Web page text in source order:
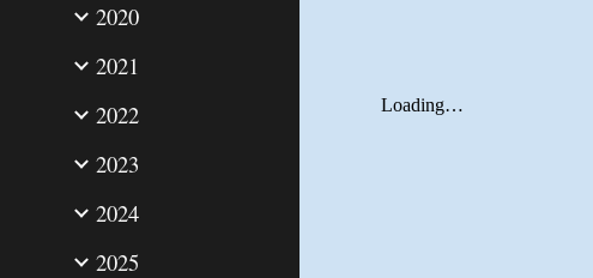
2020
2021
2022
2023
2024
2025